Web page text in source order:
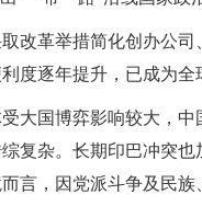
改革举措简化创办公
度逐年提升，已成为
大国博弈影响较大，
复杂。长期印巴冲突
言，因党派斗争及民